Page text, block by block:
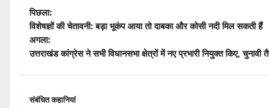
पो
स्ट
ने
गे
पिछला:
विशेषज्ञों की चेतावनी: बड़ा भूकंप आया तो दाबका और कोसी नदी मिल सकती हैं
अगला:
उत्तराखंड कांग्रेस ने सभी विधानसभा क्षेत्रों में नए प्रभारी नियुक्त किए, चुनावी
संबंधित कहानियां